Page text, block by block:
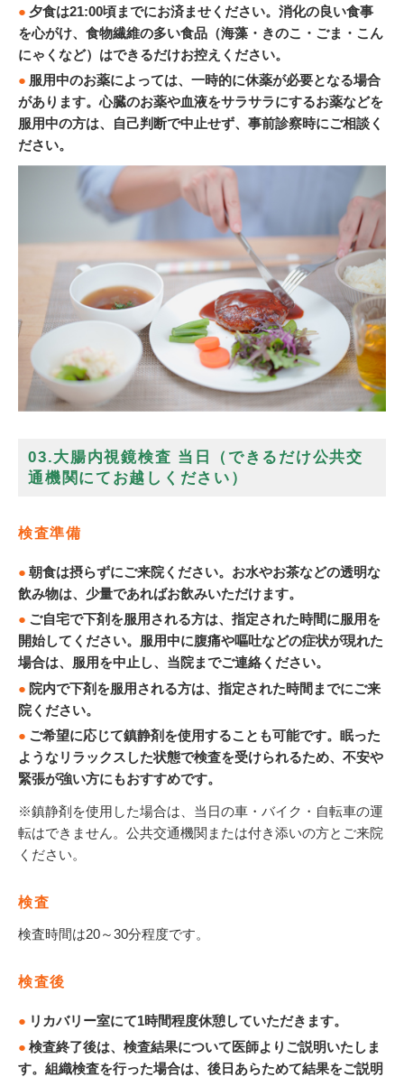
夕食は21:00頃までにお済ませください。消化の良い食事
を心がけ、食物繊維の多い食品（海藻・きのこ・ごま・こん
にゃくなど）はできるだけお控えください。
服用中のお薬によっては、一時的に休薬が必要となる場合
があります。心臓のお薬や血液をサラサラにするお薬などを
服用中の方は、自己判断で中止せず、事前診察時にご相談く
ださい。
03.大腸内視鏡検査 当日（できるだけ公共交
通機関にてお越しください）
検査準備
朝食は摂らずにご来院ください。お水やお茶などの透明な
飲み物は、少量であればお飲みいただけます。
ご自宅で下剤を服用される方は、指定された時間に服用を
開始してください。服用中に腹痛や嘔吐などの症状が現れた
場合は、服用を中止し、当院までご連絡ください。
院内で下剤を服用される方は、指定された時間までにご来
院ください。
ご希望に応じて鎮静剤を使用することも可能です。眠った
ようなリラックスした状態で検査を受けられるため、不安や
緊張が強い方にもおすすめです。
※鎮静剤を使用した場合は、当日の車・バイク・自転車の運
転はできません。公共交通機関または付き添いの方とご来院
ください。
検査
検査時間は20～30分程度です。
検査後
リカバリー室にて1時間程度休憩していただきます。
検査終了後は、検査結果について医師よりご説明いたしま
す。組織検査を行った場合は、後日あらためて結果をご説明